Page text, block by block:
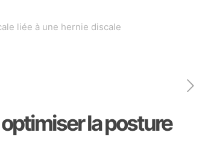
liée à une hernie discale
la posture